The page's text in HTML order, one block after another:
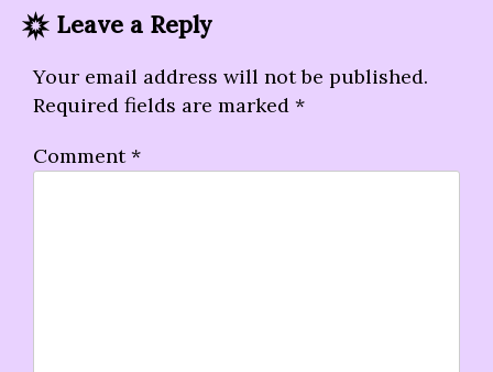
Leave a Reply
Your email address will not be published.
Required fields are marked *
Comment*